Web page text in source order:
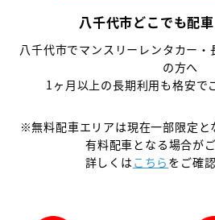
八千代市どこでも配
八千代市でマンスリーレンタカー
の方へ
1ヶ月以上の長期利用も格安で
※無料配車エリアは現在一部限定と
有料配車となる場合がご
詳しくはこちら をご確